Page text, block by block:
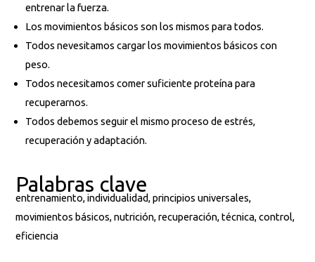
entrenar la fuerza.
Los movimientos básicos son los mismos para todos.
Todos nevesitamos cargar los movimientos básicos con
peso.
Todos necesitamos comer suficiente proteína para
recuperarnos.
Todos debemos seguir el mismo proceso de estrés,
recuperación y adaptación.
Palabras clave
entrenamiento, individualidad, principios universales,
movimientos básicos, nutrición, recuperación, técnica, control,
eficiencia